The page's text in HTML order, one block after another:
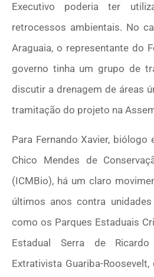
Executivo poderia ter
retrocessos ambientais. No
Araguaia, o representante do
governo tinha um grupo de
discutir a drenagem de áreas
tramitação do projeto na
Para Fernando Xavier,
Chico Mendes de
(ICMBio), há um claro
últimos anos contra
como os Parques Estaduais
Estadual Serra de
Extrativista Guariba-